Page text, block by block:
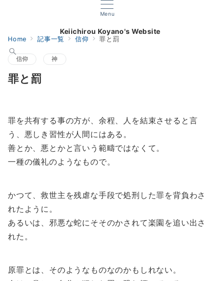
Menu
Keiichirou Koyano's Website
Home 記事一覧 信仰 罪と罰
信仰 神
罪と罰
罪を共有する事の方が、余程、人を結束させると言
う、悪しき習性が人間にはある。
善とか、悪とかと言いう範疇ではなくて。
一種の儀礼のようなもので。
かつて、救世主を残虐な手段で処刑した罪を背負わさ
れたように。
あるいは、邪悪な蛇にそそのかされて楽園を追い出さ
れた。
原罪とは、そのようなものなのかもしれない。